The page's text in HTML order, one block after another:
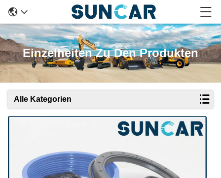
Einzelheiten Zu Den Produkten
Alle Kategorien